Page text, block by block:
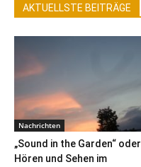
AKTUELLSTE BEITRÄGE
Nachrichten
„Sound in the Garden“ oder
Hören und Sehen im